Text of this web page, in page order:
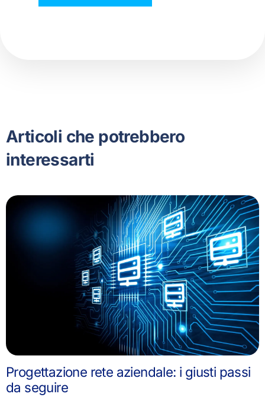
Articoli che potrebbero
interessarti
Progettazione rete aziendale: i giusti passi
da seguire